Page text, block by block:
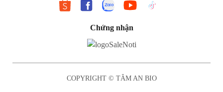
Chứng nhận
COPYRIGHT © TÂM AN BIO